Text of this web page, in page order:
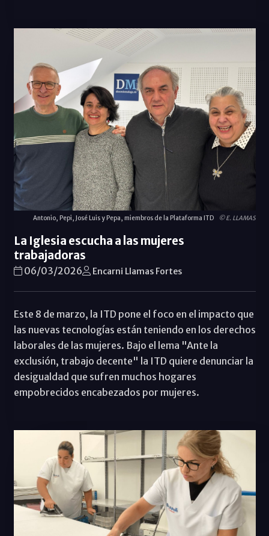
Antonio, Pepi, José Luis y Pepa, miembros de la Plataforma ITD © E. LLAMAS
La Iglesia escucha a las mujeres
trabajadoras
06/03/2026 Encarni Llamas Fortes
Este 8 de marzo, la ITD pone el foco en el impacto que
las nuevas tecnologías están teniendo en los derechos
laborales de las mujeres. Bajo el lema "Ante la
exclusión, trabajo decente" la ITD quiere denunciar la
desigualdad que sufren muchos hogares
empobrecidos encabezados por mujeres.